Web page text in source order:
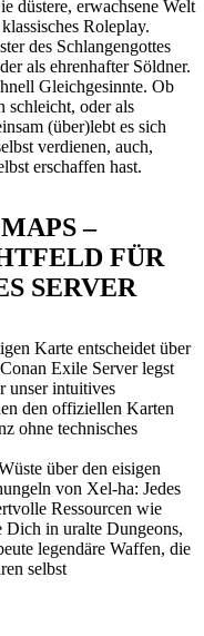
düstere, erwachsene Welt
Roleplay.
des Schlangengottes
als ehrenhafter Söldner.
Gleichgesinnte. Ob
schleicht, oder als
(über)lebt es sich
verdienen, auch,
erschaffen hast.
–
FÜR
SERVER
Karte entscheidet über
Exile Server legst
unser intuitives
den offiziellen Karten
ohne technisches
über den eisigen
von Xel-ha: Jedes
Ressourcen wie
Dich in uralte Dungeons,
legendäre Waffen, die
selbst